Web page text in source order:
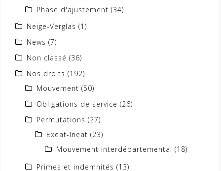
Phase d'ajustement (34)
Neige-Verglas (1)
News (7)
Non classé (36)
Nos droits (192)
Mouvement (50)
Obligations de service (26)
Permutations (27)
Exeat-Ineat (23)
Mouvement interdépartemental (18)
Primes et indemnités (13)